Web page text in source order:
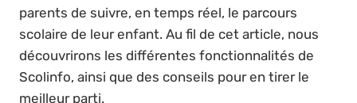
parents de suivre, en temps réel, le parcours
scolaire de leur enfant. Au fil de cet article, nous
découvrirons les différentes fonctionnalités de
Scolinfo, ainsi que des conseils pour en tirer le
meilleur parti.